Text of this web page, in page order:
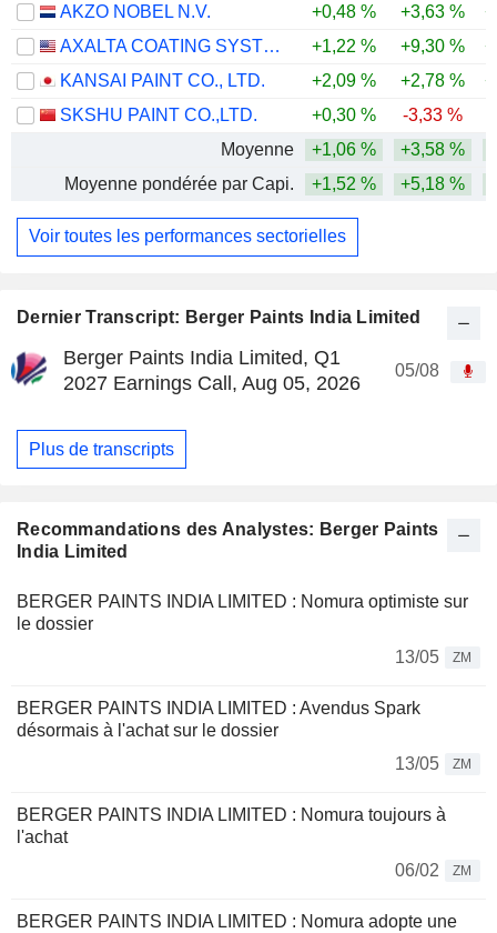
Dernier Transcript: Berger Paints India Limited
Berger Paints India Limited, Q1
2027 Earnings Call, Aug 05, 2026
05/08
Plus de transcripts
Recommandations des Analystes: Berger Paints
India Limited
BERGER PAINTS INDIA LIMITED : Nomura optimiste sur
le dossier
13/05
ZM
BERGER PAINTS INDIA LIMITED : Avendus Spark
désormais à l'achat sur le dossier
13/05
ZM
BERGER PAINTS INDIA LIMITED : Nomura toujours à
l'achat
06/02
ZM
BERGER PAINTS INDIA LIMITED : Nomura adopte une
AKZO NOBEL N.V.
+0,48 % +3,63 %
AXALTA COATING SYSTEMS LTD.
+1,22 % +9,30 %
KANSAI PAINT CO., LTD.
+2,09 % +2,78 %
SKSHU PAINT CO.,LTD.
+0,30 % -3,33 %
Moyenne
+1,06 % +3,58 %
Moyenne pondérée par Capi.
+1,52 % +5,18 %
Voir toutes les performances sectorielles